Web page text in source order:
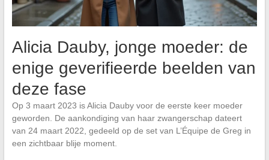
Alicia Dauby, jonge moeder: de
enige geverifieerde beelden van
deze fase
Op 3 maart 2023 is Alicia Dauby voor de eerste keer moeder
geworden. De aankondiging van haar zwangerschap dateert
van 24 maart 2022, gedeeld op de set van L’Équipe de Greg in
een zichtbaar blije moment.